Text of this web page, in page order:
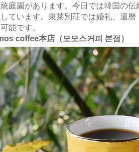
庭園があります。今日では韓国の
ています。東莱別荘では婚礼、還
能です。
coffee本店（모모스커피 본점）